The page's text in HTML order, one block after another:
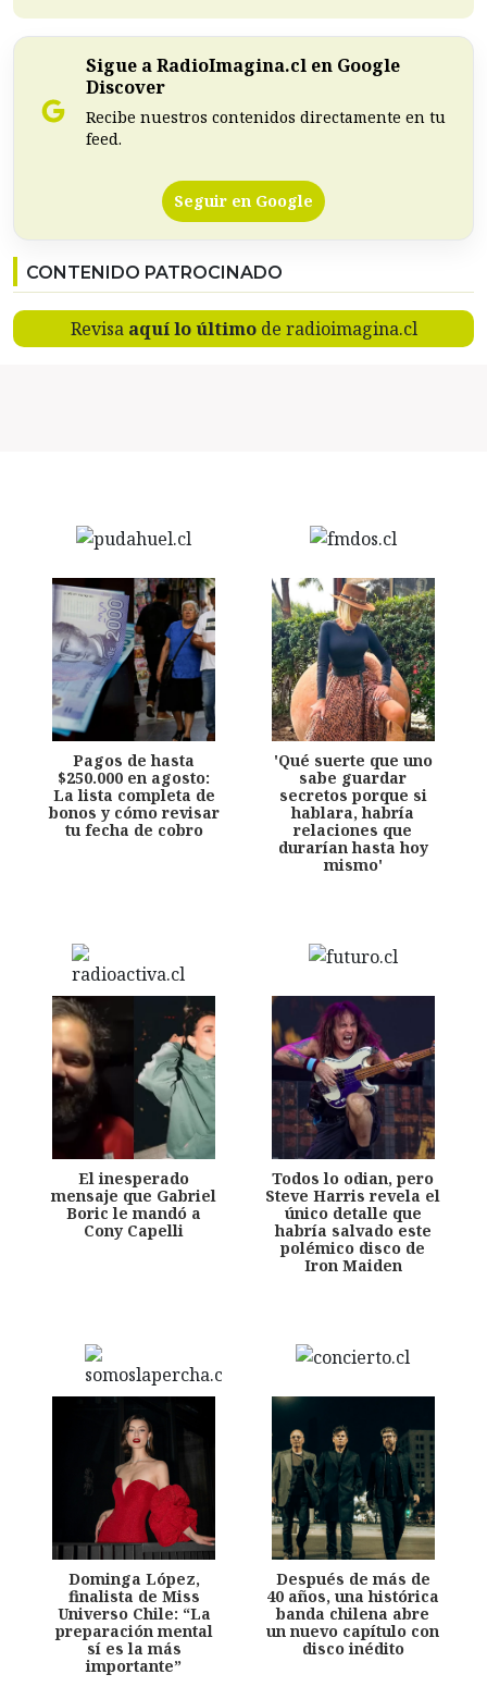
Sigue a RadioImagina.cl en Google
Discover
Recibe nuestros contenidos directamente en tu
feed.
Seguir en Google
CONTENIDO PATROCINADO
Revisa aquí lo últimode radioimagina.cl
Pagos de hasta
$250.000 en agosto:
La lista completa de
bonos y cómo revisar
tu fecha de cobro
'Qué suerte que uno
sabe guardar
secretos porque si
hablara, habría
relaciones que
durarían hasta hoy
mismo'
El inesperado
mensaje que Gabriel
Boric le mandó a
Cony Capelli
Todos lo odian, pero
Steve Harris revela el
único detalle que
habría salvado este
polémico disco de
Iron Maiden
Dominga López,
finalista de Miss
Universo Chile: “La
preparación mental
sí es la más
importante”
Después de más de
40 años, una histórica
banda chilena abre
un nuevo capítulo con
disco inédito